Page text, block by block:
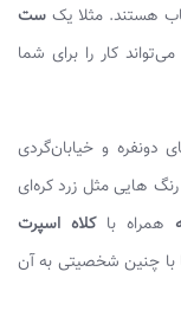
هستند. مثلا یک ست
کار را برای شما
دونفره و خیابان‌گردی
هایی مثل زرد کره‌ای
همراه باکلاه اسپرت
چنین شخصیتی به آن